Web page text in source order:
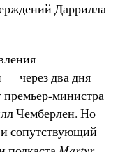
Даррилла
через два дня
министра
Чемберлен. Но
сопутствующий